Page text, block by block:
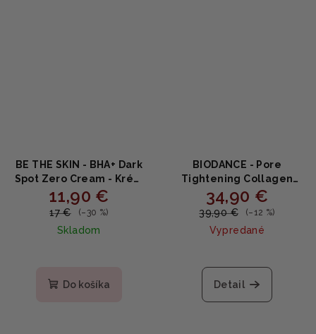
BE THE SKIN - BHA+ Dark
Spot Zero Cream - Krém
proti tmavým škvrnám s
BHA, niacínamidom a
kyselinou tranexamovou
35g
11,90 €
17 € (–30 %)
Skladom
Do košíka
BIODANCE - Pore
Tightening Collagen
Cream - Zpevňujúci krém
na póry s kolagénom
34,90 €
39,90 € (–12 %)
Vypredané
hodnotenie
produktu
Detail